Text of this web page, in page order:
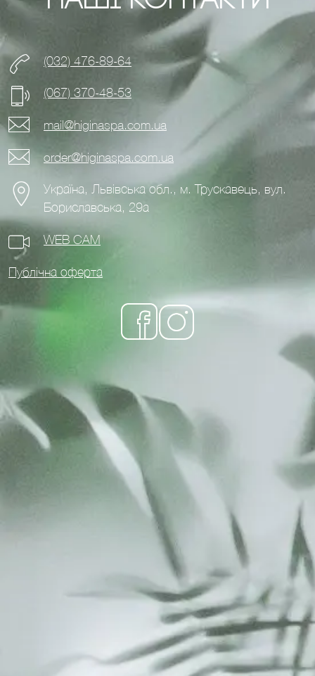
(032) 476-89-64
(067) 370-48-53
mail@higinaspa.com.ua
order@higinaspa.com.ua
Україна, Львівська обл., м. Трускавець, вул.
Бориславська, 29а
WEB CAM
Публічна оферта